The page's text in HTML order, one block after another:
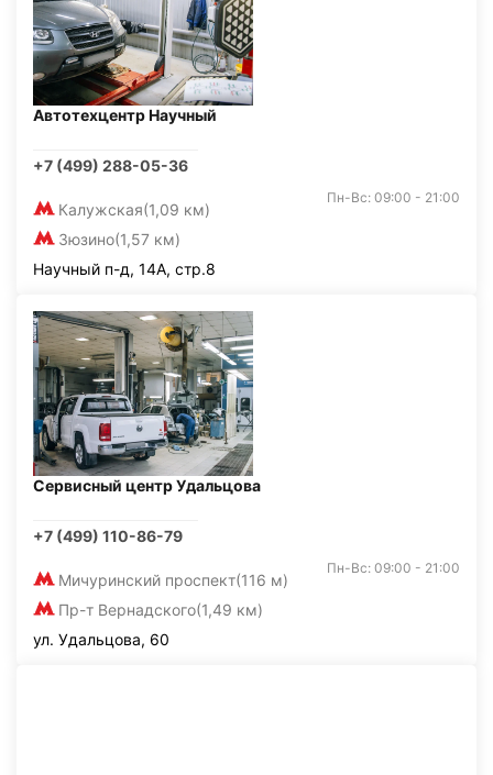
Автотехцентр Научный
+7 (499) 288-05-36
Калужская(1,09 км)
Зюзино(1,57 км)
Пн-Вс: 09:00 - 21:00
Научный п-д, 14А, стр.8
Сервисный центр Удальцова
+7 (499) 110-86-79
Мичуринский проспект(116 м)
Пр-т Вернадского(1,49 км)
Пн-Вс: 09:00 - 21:00
ул. Удальцова, 60